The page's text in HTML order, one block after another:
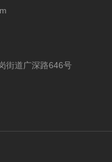
街道广深路646号